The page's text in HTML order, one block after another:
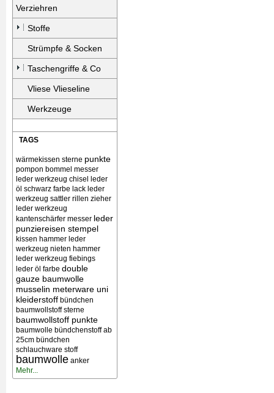
Verziehren
Stoffe
Strümpfe & Socken
Taschengriffe & Co
Vliese Vlieseline
Werkzeuge
TAGS
wärmekissen sterne punkte
pompon bommel messer
leder werkzeug chisel
leder
öl schwarz farbe lack leder
werkzeug sattler rillen zieher
leder werkzeug
kantenschärfer messer leder
punziereisen stempel
kissen hammer leder
werkzeug nieten hammer
leder werkzeug fiebings
leder öl farbe double
gauze baumwolle
musselin meterware uni
kleiderstoff bündchen
baumwollstoff sterne
baumwollstoff punkte
baumwolle bündchenstoff ab
25cm bündchen
schlauchware stoff
baumwolle anker
Mehr...